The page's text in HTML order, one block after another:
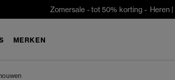
Zomersale - tot 50% korting - Heren |
MERKEN